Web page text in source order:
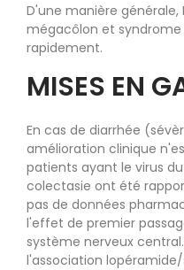
D'une manière
mégacôlon et
rapidement.
MISES EN
En cas de diarrhée
amélioration clinique
patients ayant le virus
colectasie ont été
pas de données
l'effet de premier
système nerveux
l'association